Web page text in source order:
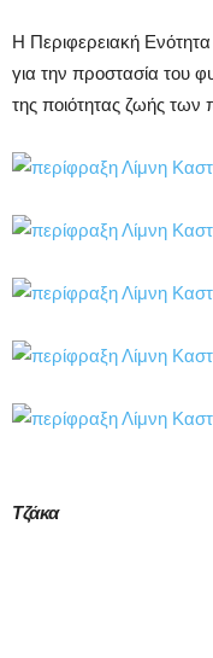
Η Περιφερειακή Ενότητα
για την προστασία του
της ποιότητας ζωής των
Επιμέλεια
Τζάκα